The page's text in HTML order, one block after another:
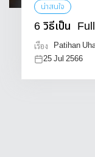
น่าสนใจ
6 วิธีเป็น
เรื่อง
Patihan
25 Jul 2566